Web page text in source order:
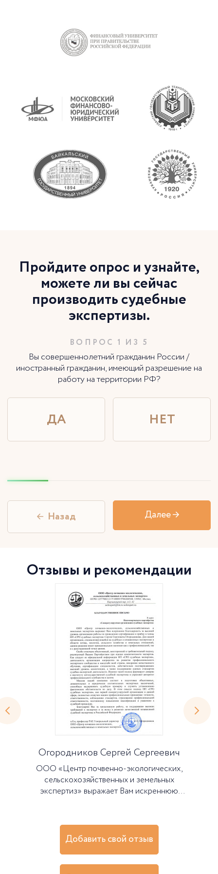
Пройдите опрос и узнайте,
можете ли вы сейчас
производить судебные
экспертизы.
ВОПРОС 1 ИЗ 5
Вы совершеннолетний гражданин России /
иностранный гражданин, имеющий разрешение на
работу на территории РФ?
ДА НЕТ
Назад Далее
Отзывы и рекомендации
Огородников Сергей Сергеевич
ООО «Центр почвенно-экологических,
сельскохозяйственных и земельных
экспертиз» выражает Вам искреннюю
сертификации и приёму в члены НП «СРО
судебных экспертов» Сергея Сергеевича
Огородникова. Для нашей организации,
специализирующейся на судебных и
независимых экспертизах в области почвы,
Добавить свой отзыв